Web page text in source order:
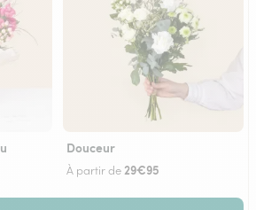
Douceur
À partir de29€95